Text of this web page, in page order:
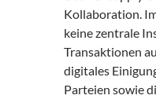
Kollaboration.
keine zentrale
Transaktionen
digitales
Parteien sowie